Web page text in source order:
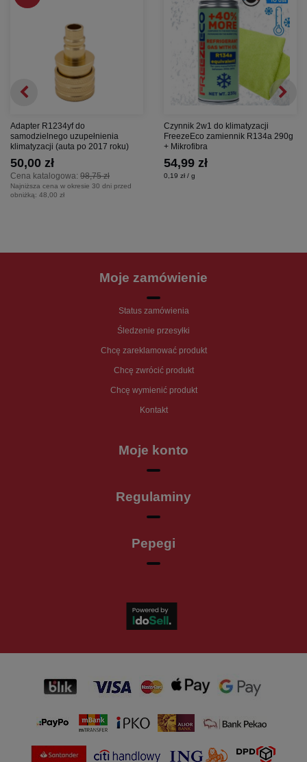
Adapter R1234yf do
samodzielnego uzupełnienia
klimatyzacji (auta po 2017 roku)
Cena katalogowa: 98,75 zł
50,00 zł
Najniższa cena w okresie 30 dni przed
obniżką: 48,00 zł
Czynnik 2w1 do klimatyzacji
FreezeEco zamiennik R134a 290g
+ Mikrofibra
54,99 zł
0,19 zł / g
Moje zamówienie
Status zamówienia
Śledzenie przesyłki
Chcę zareklamować produkt
Chcę zwrócić produkt
Chcę wymienić produkt
Kontakt
Moje konto
Regulaminy
Pepegi